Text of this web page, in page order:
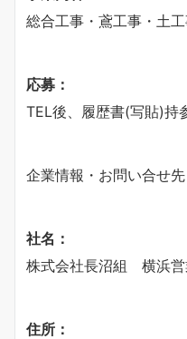
総合工事・鳶工事・土
応募：
TEL後、履歴書(写貼)持
企業情報・お問い合せ先
社名：
株式会社長沼組 横浜営
住所：